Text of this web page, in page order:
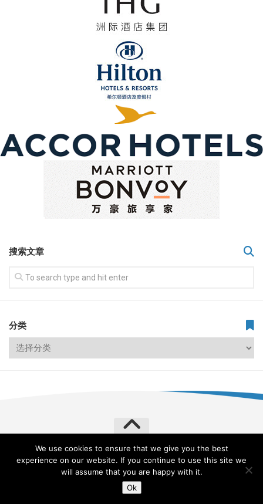
搜索文章
分类
飞常旅客 VERYLVKE © 2026. All Rights Reserved.
Powered byWordPress. Theme byAlx
We use cookies to ensure that we give you the best
experience on our website. If you continue to use this site we
will assume that you are happy with it.
Ok